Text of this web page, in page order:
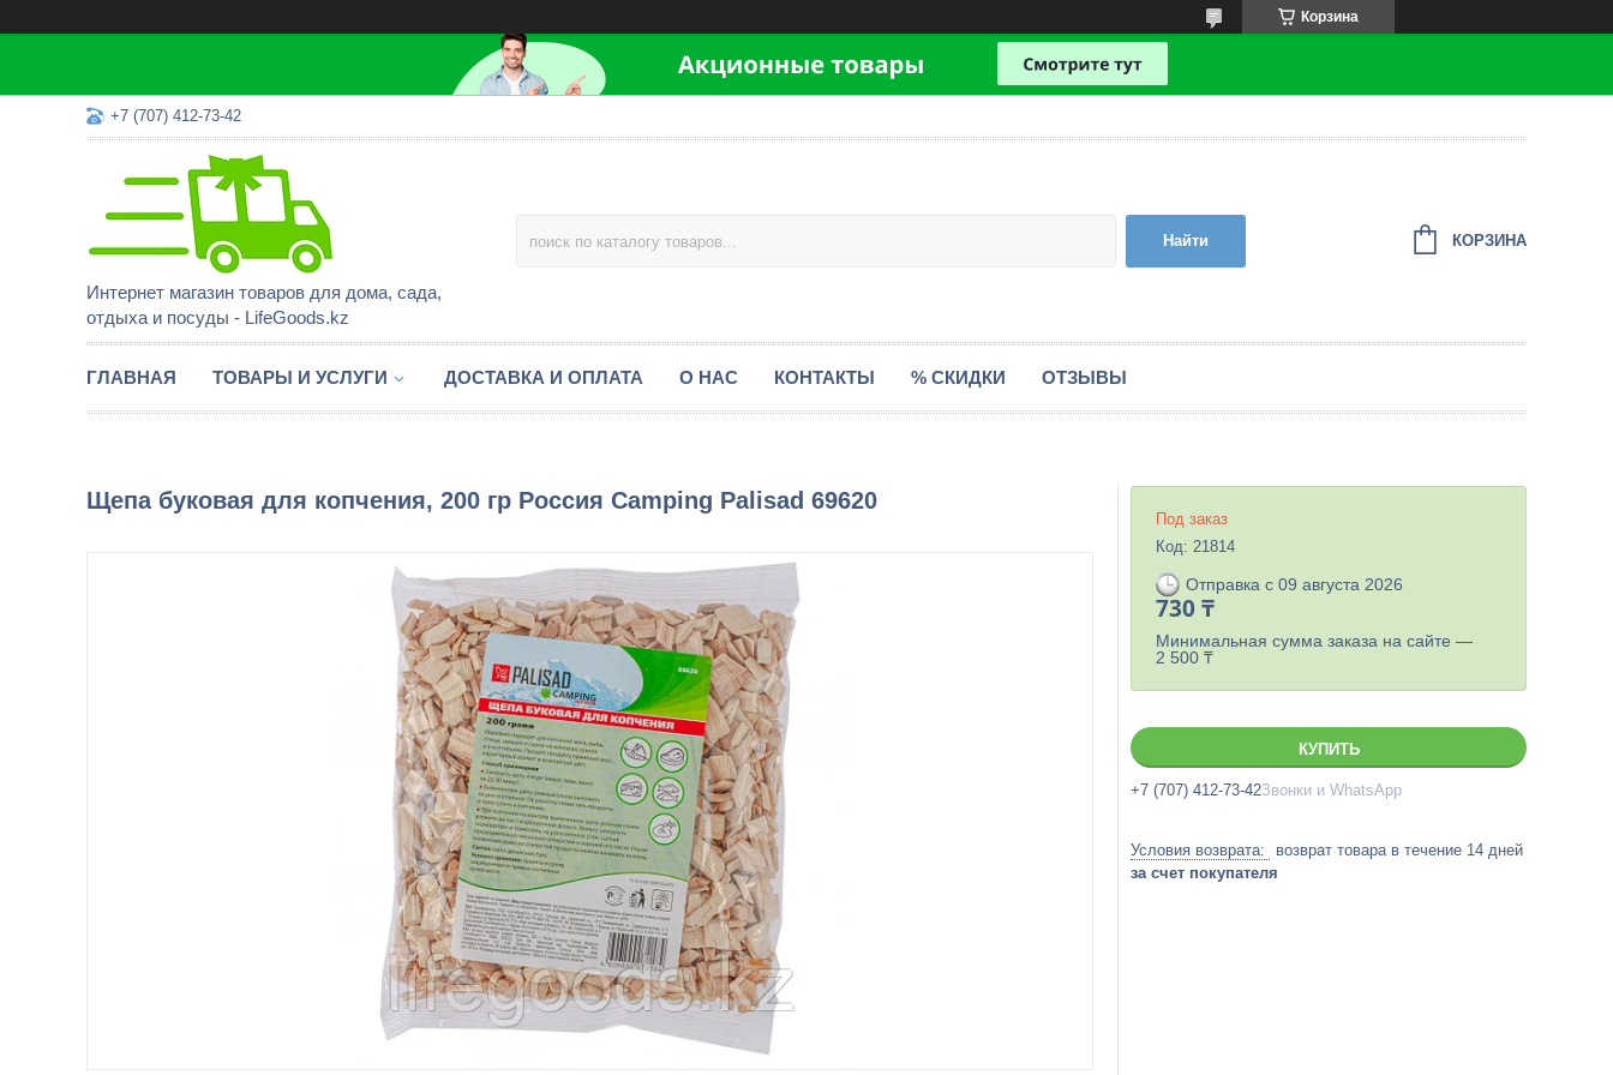
Корзина
+7 (707) 412-73-42
Интернет магазин товаров для дома, сада,
отдыха и посуды - LifeGoods.kz
Найти КОРЗИНА
ГЛАВНАЯ ТОВАРЫ И УСЛУГИ ДОСТАВКА И ОПЛАТА О НАС КОНТАКТЫ % СКИДКИ ОТЗЫВЫ
Щепа буковая для копчения, 200 гр Россия Camping Palisad 69620
Под заказ
Код: 21814
Отправка с 09 августа 2026
730 ₸
Минимальная сумма заказа на сайте —
2 500 ₸
КУПИТЬ
+7 (707) 412-73-42Звонки и WhatsApp
возврат товара в течение 14 дней
за счет покупателя